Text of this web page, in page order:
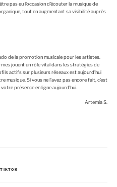
pas eu l’occasion d’écouter la musique de
tout en augmentant sa visibilité auprès
de la promotion musicale pour les artistes.
jouent un rôle vital dans les stratégies de
actifs sur plusieurs réseaux est aujourd’hui
Si vous ne l’avez pas encore fait, c’est
présence en ligne aujourd’hui.
Artemia S.
TIKTOK